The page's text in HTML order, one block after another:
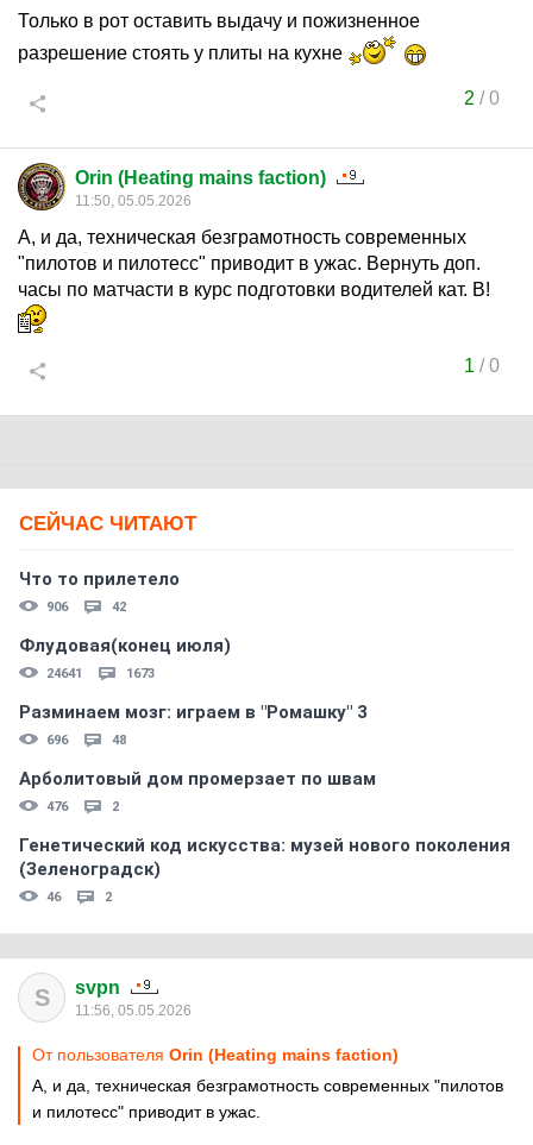
Только в рот оставить выдачу и пожизненное
разрешение стоять у плиты на кухне
2 /0
Orin (Heating mains faction)
11:50, 05.05.2026
А, и да, техническая безграмотность современных
"пилотов и пилотесс" приводит в ужас. Вернуть доп.
часы по матчасти в курс подготовки водителей кат. B!
1 /0
СЕЙЧАС ЧИТАЮТ
Что то прилетело
906 42
Флудовая(конец июля)
24641 1673
Разминаем мозг: играем в "Ромашку" 3
696 48
Арболитовый дом промерзает по швам
476 2
Генетический код искусства: музей нового поколения
(Зеленоградск)
46 2
S svpn
11:56, 05.05.2026
От пользователя Orin (Heating mains faction)
А, и да, техническая безграмотность современных "пилотов
и пилотесс" приводит в ужас.